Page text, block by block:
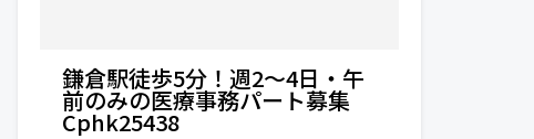
鎌倉駅徒歩5分！週2～4日・午
前のみの医療事務パート募集
Cphk25438